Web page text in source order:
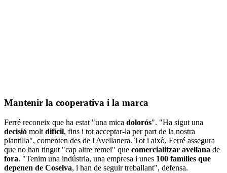
Mantenir la cooperativa i la marca
Ferré reconeix que ha estat "una mica dolorós". "Ha sigut una
decisió molt difícil, fins i tot acceptar-la per part de la nostra
plantilla", comenten des de l'Avellanera. Tot i això, Ferré assegura
que no han tingut "cap altre remei" que comercialitzar avellana de
fora. "Tenim una indústria, una empresa i unes 100 famílies que
depenen de Coselva, i han de seguir treballant", defensa.